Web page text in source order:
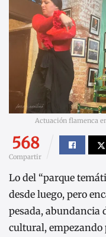
Actuación flamenca
568
Compartir
Lo del “parque
desde luego, pero
pesada, abundancia
cultural, empezando